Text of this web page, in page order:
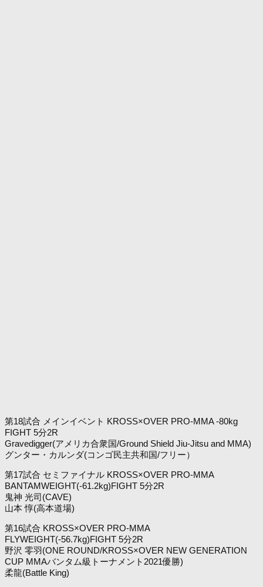
第18試合 メインイベント KROSS×OVER PRO-MMA -80kg
FIGHT 5分2R
Gravedigger(アメリカ合衆国/Ground Shield Jiu-Jitsu and MMA)
グンター・カルンダ(コンゴ民主共和国/フリー）
第17試合 セミファイナル KROSS×OVER PRO-MMA
BANTAMWEIGHT(-61.2kg)FIGHT 5分2R
鬼神 光司(CAVE)
山本 惇(高本道場)
第16試合 KROSS×OVER PRO-MMA
FLYWEIGHT(-56.7kg)FIGHT 5分2R
野沢 零羽(ONE ROUND/KROSS×OVER NEW GENERATION
CUP MMAバンタム級トーナメント2021優勝)
柔龍(Battle King)